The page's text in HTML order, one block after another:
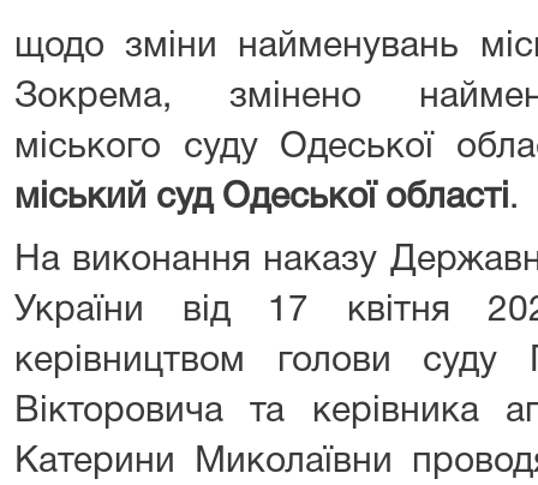
щодо зміни найменувань
Зокрема, змінено
міського суду Одеської
міський суд Одеської області .
На виконання наказу
України від 17 квітня
керівництвом голови суду
Вікторовича та керівника
Катерини Миколаївни